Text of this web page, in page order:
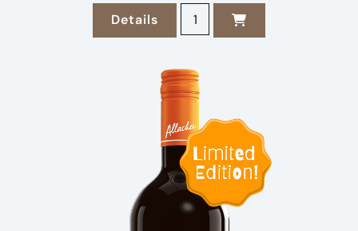
Details zu 2023 Sauvignon Blanc Ried
2023 Sauvignon Blanc Ried